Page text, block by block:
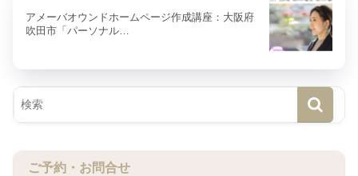
アメーバオウンドホームページ作成講座：大阪府
吹田市「パーソナル…
ご予約・お問合せ